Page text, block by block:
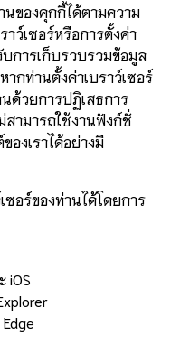
นของคุกกี้ได้ตามความ
าว์เซอร์หรือการตั้งค่า
การเก็บรวบรวมข้อมูล
กท่านตั้งค่าเบราว์เซอร์
ด้วยการปฏิเสธการ
สามารถใช้งานฟังก์ชั่
องเราได้อย่างมี
ซอร์ของท่านได้โดยการ
iOS